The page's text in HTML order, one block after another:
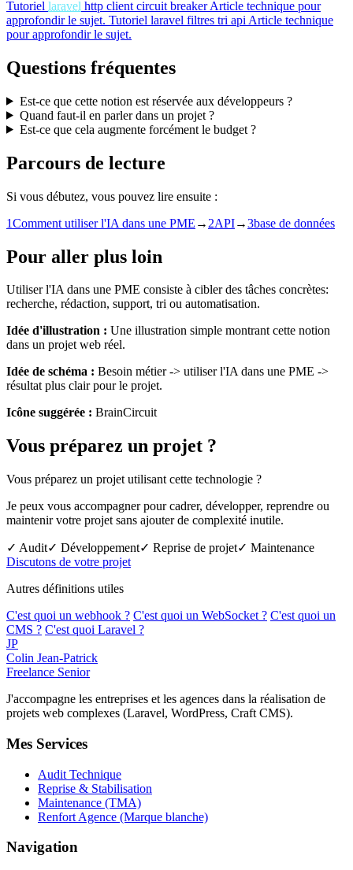
Tutoriel laravel http client circuit breaker Article technique pour
approfondir le sujet. Tutoriel laravel filtres tri api Article technique
pour approfondir le sujet.
Questions fréquentes
Est-ce que cette notion est réservée aux développeurs ?
Quand faut-il en parler dans un projet ?
Est-ce que cela augmente forcément le budget ?
Parcours de lecture
Si vous débutez, vous pouvez lire ensuite :
1Comment utiliser l'IA dans une PME → 2API→3base de données
Pour aller plus loin
Utiliser l'IA dans une PME consiste à cibler des tâches concrètes:
recherche, rédaction, support, tri ou automatisation.
Idée d'illustration : Une illustration simple montrant cette notion
dans un projet web réel.
Idée de schéma : Besoin métier -> utiliser l'IA dans une PME ->
résultat plus clair pour le projet.
Icône suggérée : BrainCircuit
Vous préparez un projet ?
Vous préparez un projet utilisant cette technologie ?
Je peux vous accompagner pour cadrer, développer, reprendre ou
maintenir votre projet sans ajouter de complexité inutile.
✓ Audit✓ Développement✓ Reprise de projet✓ Maintenance
Discutons de votre projet
Autres définitions utiles
C'est quoi un webhook ? C'est quoi un WebSocket ? C'est quoi un
CMS ? C'est quoi Laravel ?
JP
Colin Jean-Patrick
Freelance Senior
J'accompagne les entreprises et les agences dans la réalisation de
projets web complexes (Laravel, WordPress, Craft CMS).
Mes Services
Audit Technique
Reprise & Stabilisation
Maintenance (TMA)
Renfort Agence (Marque blanche)
Navigation